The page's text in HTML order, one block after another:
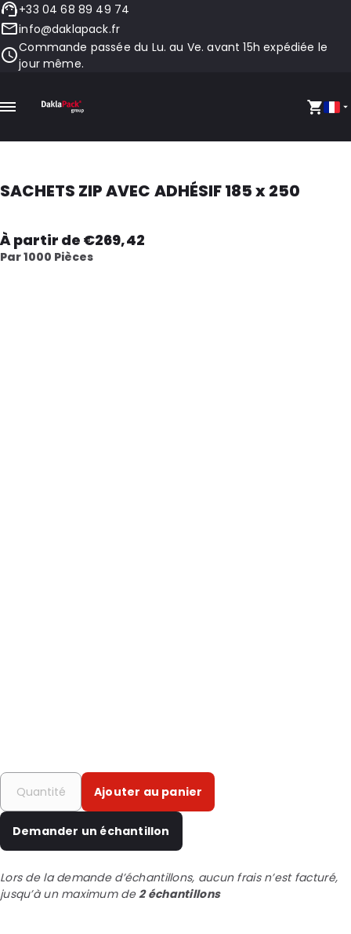
+33 04 68 89 49 74
info@daklapack.fr
Commande passée du Lu. au Ve. avant 15h expédiée le
jour même.
SACHETS ZIP AVEC ADHÉSIF 185 x 250
À partir de €269,42
Par 1000 Pièces
Ajouter au panier
Demander un échantillon
Lors de la demande d’échantillons, aucun frais n’est facturé,
jusqu’à un maximum de2 échantillons